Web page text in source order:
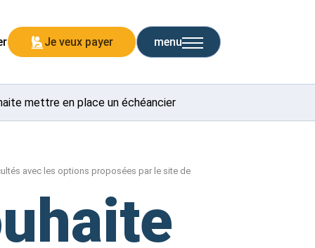
Je veux payer menu
mettre en place un échéancier
avec les options proposées par le site de